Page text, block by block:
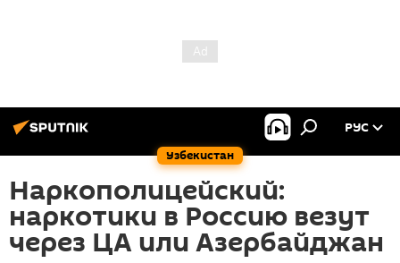
Узбекистан
РУС
Наркополицейский:
наркотики в Россию везут
через ЦА или Азербайджан